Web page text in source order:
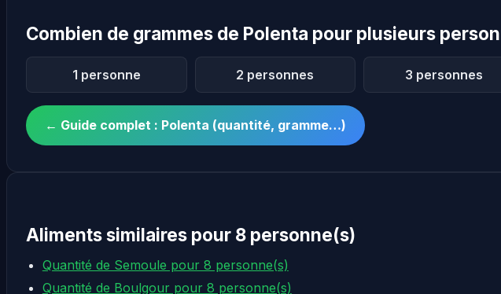
Combien de grammes de Polenta pour plusieurs
1 personne 2 personnes 3 personnes
← Guide complet : Polenta (quantité, gramme…)
Aliments similaires pour 8 personne(s)
Quantité de Semoule pour 8 personne(s)
Quantité de Boulgour pour 8 personne(s)